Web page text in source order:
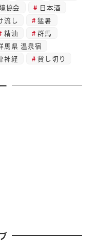
協会
日本酒
流し
猛暑
精油
群馬
馬県 温泉宿
神経
貸し切り